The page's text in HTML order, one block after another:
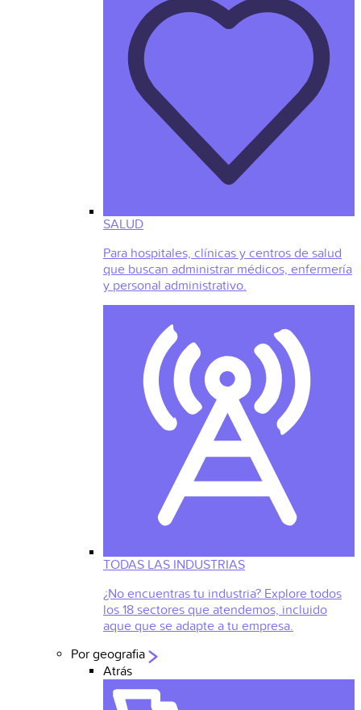
SALUD
Para hospitales, clínicas y centros de salud
que buscan administrar médicos, enfermería
y personal administrativo.
TODAS LAS INDUSTRIAS
¿No encuentras tu industria? Explore todos
los 18 sectores que atendemos, incluido
aque que se adapte a tu empresa.
Por geografia
Atrás